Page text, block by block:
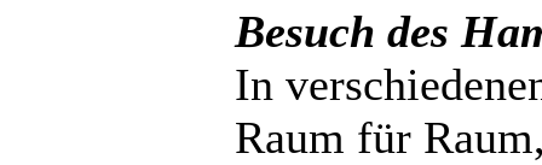
Besuch des
In
Raum für